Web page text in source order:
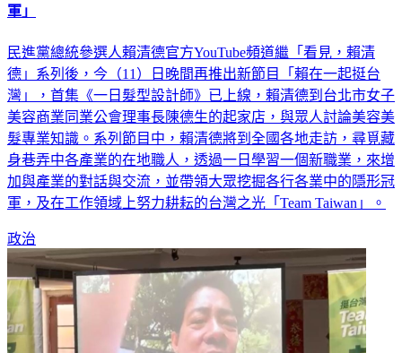
深入基層！賴清德YT開新節目 帶大眾挖掘各領域「隱形冠
民進黨總統參選人賴清德官方YouTube頻道繼「看見，賴清
德」系列後，今（11）日晚間再推出新節目「賴在一起挺台
灣」，首集《一日髮型設計師》已上線，賴清德到台北市女子
美容商業同業公會理事長陳德生的起家店，與眾人討論美容美
髮專業知識。系列節目中，賴清德將到全國各地走訪，尋覓藏
身巷弄中各產業的在地職人，透過一日學習一個新職業，來增
加與產業的對話與交流，並帶領大眾挖掘各行各業中的隱形冠
政治